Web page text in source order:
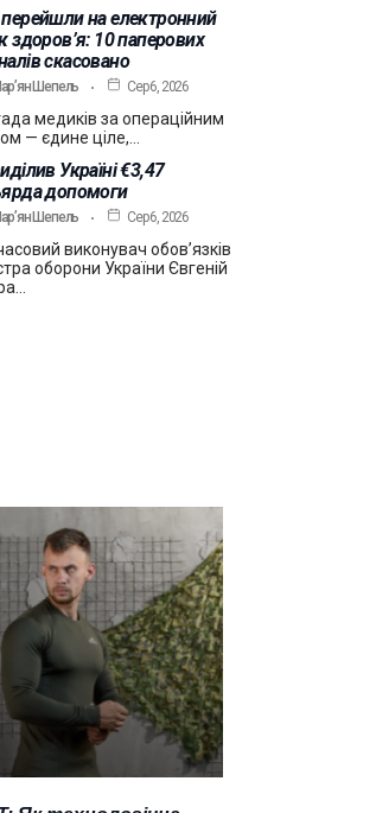
на електронний
здоров’я: 10 паперових
скасовано
Шепель Сер 6, 2026
медиків за операційним
— єдине ціле,…
Україні €3,47
допомоги
Шепель Сер 6, 2026
виконувач обов’язків
оборони України Євгеній